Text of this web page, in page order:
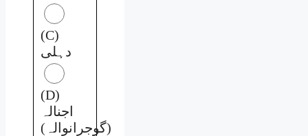
(C)
دہلی
(D)
اجنالہ
(گوجرانوالہ)